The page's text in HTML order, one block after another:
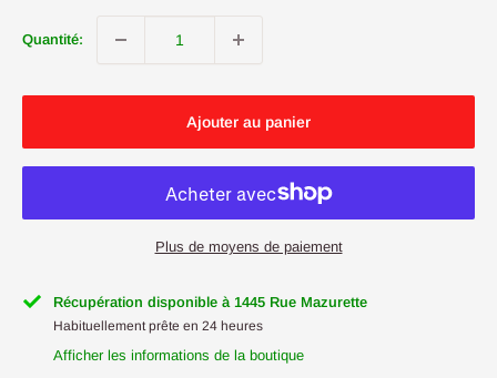
Quantité:
Ajouter au panier
Plus de moyens de paiement
Récupération disponible à 1445 Rue Mazurette
Habituellement prête en 24 heures
Afficher les informations de la boutique